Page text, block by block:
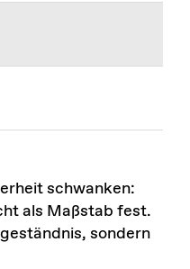
schwanken:
als Maßstab fest.
sondern